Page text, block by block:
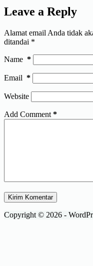
Leave a Reply
Alamat email Anda tidak
ditandai *
Name *
Email *
Website
Add Comment *
Kirim Komentar
Copyright © 2026 -